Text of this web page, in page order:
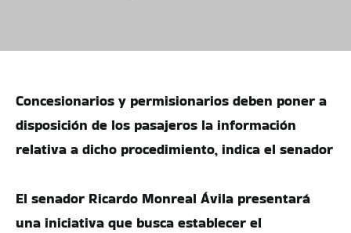
Concesionarios y permisionarios deben poner a
disposición de los pasajeros la información
relativa a dicho procedimiento, indica el senador
El senador Ricardo Monreal Ávila presentará
una iniciativa que busca establecer el